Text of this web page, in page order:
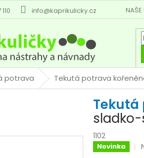
info@kaprikulicky.cz NAŠE
potrava Tekutá potrava
Tekutá
1102
Novinka